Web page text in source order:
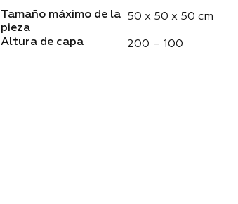
Tamaño máximo de la
pieza
50 x 50 x 50 cm
Altura de capa 200 – 100